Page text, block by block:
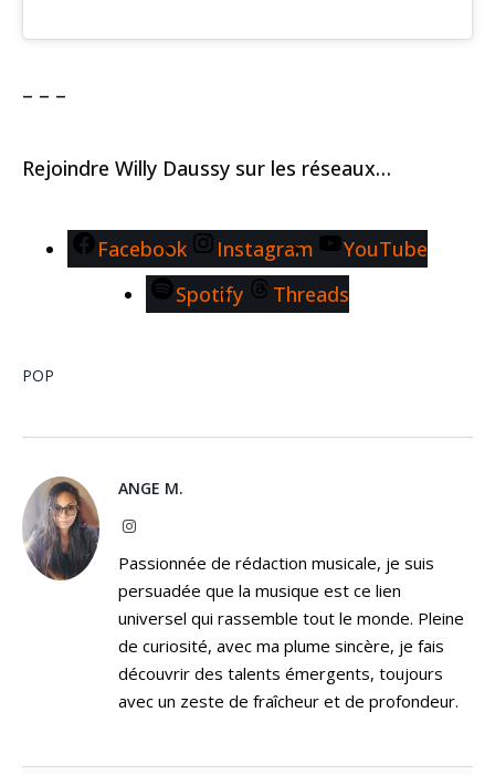
– – –
Rejoindre Willy Daussy sur les réseaux…
Facebook Instagram
YouTube
Spotify
Threads
POP
ANGE M.
Instagram
Passionnée de rédaction musicale, je suis
persuadée que la musique est ce lien
universel qui rassemble tout le monde. Pleine
de curiosité, avec ma plume sincère, je fais
découvrir des talents émergents, toujours
avec un zeste de fraîcheur et de profondeur.